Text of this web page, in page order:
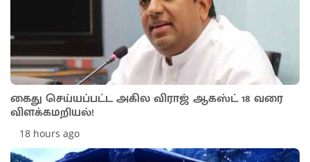
கைது செய்யப்பட்ட அகில விராஜ் ஆகஸ்ட் 18 வரை
விளக்கமறியல்!
18 hours ago